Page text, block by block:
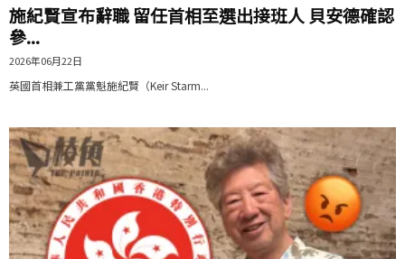
施紀賢宣布辭職 留任首相至選出接班人 貝安德確認
參...
2026年06月22日
英國首相兼工黨黨魁施紀賢（Keir Starm...